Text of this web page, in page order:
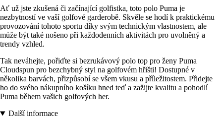
Ať už jste zkušená či začínající golfistka, toto polo Puma je
nezbytností ve vaší golfové garderobě. Skvěle se hodí k praktickému
provozování tohoto sportu díky svým technickým vlastnostem, ale
může být také nošeno při každodenních aktivitách pro uvolněný a
trendy vzhled.
Tak neváhejte, pořiďte si bezrukávový polo top pro ženy Puma
Cloudspun pro bezchybný styl na golfovém hřišti! Dostupné v
několika barvách, přizpůsobí se všem vkusu a příležitostem. Přidejte
ho do svého nákupního košíku hned teď a zažijte kvalitu a pohodlí
Puma během vašich golfových her.
Další informace